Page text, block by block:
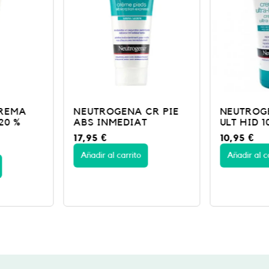
PIE
NEUTROGENA CR PIES
ULT HID 100
10,95€
Añadir al carrito
40G
10,95€
Añadir al